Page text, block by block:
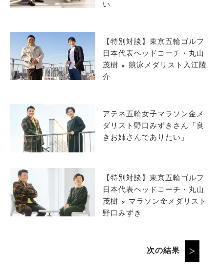
い
【特別対談】東京五輪ゴルフ
日本代表ヘッドコーチ・丸山
茂樹 × 競泳メダリスト入江陵
介
アテネ五輪女子マラソン金メ
ダリスト野口みずきさん「良
きお姉さんでありたい」
【特別対談】東京五輪ゴルフ
日本代表ヘッドコーチ・丸山
茂樹 × マラソン金メダリスト
野口みずき
次の結果